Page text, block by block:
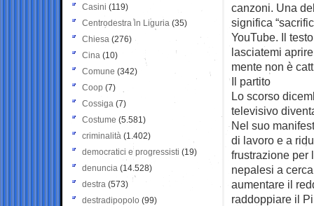
canzoni. Una
significa
YouTube. Il
lasciatemi
mente non è
Il partito
Lo scorso
televisivo
Nel suo
di lavoro e a
frustrazione per
nepalesi a
aumentare il
raddoppiare il
Casini (119)
Centrodestra in Liguria (35)
Chiesa (276)
Cina (10)
Comune (342)
Coop (7)
Cossiga (7)
Costume (5.581)
criminalità (1.402)
democratici e progressisti (19)
denuncia (14.528)
destra (573)
destradipopolo (99)